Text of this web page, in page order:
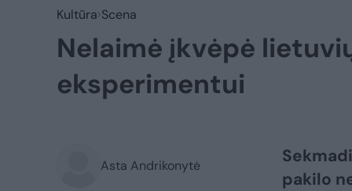
Kultūra Scena
Nelaimė įkvėpė
eksperimentui
Asta Andrikonytė
pakilo